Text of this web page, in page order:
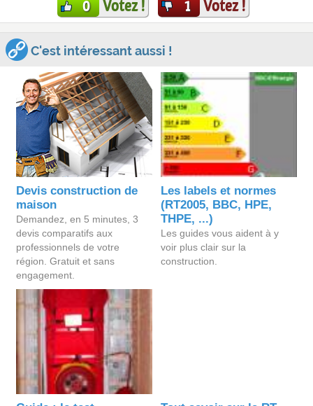
0 Votez ! 1 Votez !
C'est intéressant aussi !
Devis construction de
maison
Demandez, en 5 minutes, 3
devis comparatifs aux
professionnels de votre
région. Gratuit et sans
engagement.
Les labels et normes
(RT2005, BBC, HPE,
THPE, ...)
Les guides vous aident à y
voir plus clair sur la
construction.